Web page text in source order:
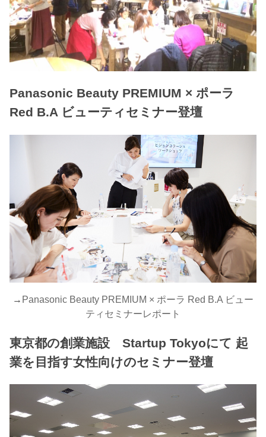
Panasonic Beauty PREMIUM × ポーラ
Red B.A ビューティセミナー登壇
→ Panasonic Beauty PREMIUM × ポーラ Red B.A ビュー
ティセミナーレポート
東京都の創業施設 Startup Tokyoにて 起
業を目指す女性向けのセミナー登壇